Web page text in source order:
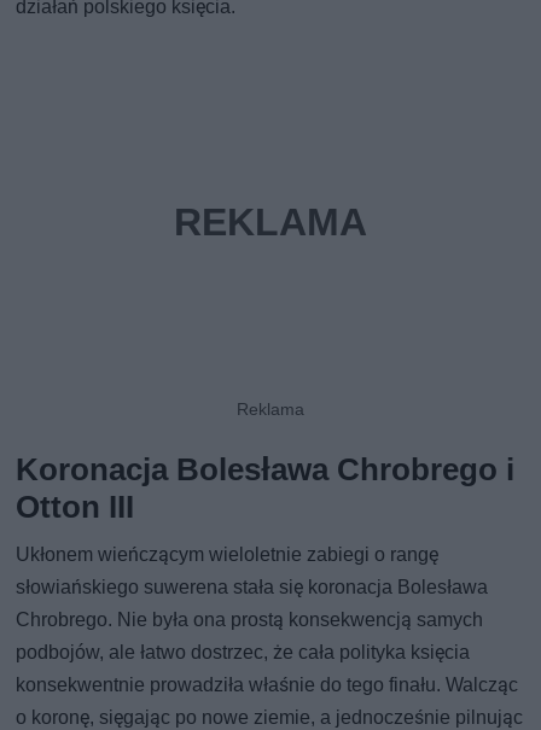
działań polskiego księcia.
Koronacja Bolesława Chrobrego i
Otton III
Ukłonem wieńczącym wieloletnie zabiegi o rangę
słowiańskiego suwerena stała się koronacja Bolesława
Chrobrego. Nie była ona prostą konsekwencją samych
podbojów, ale łatwo dostrzec, że cała polityka księcia
konsekwentnie prowadziła właśnie do tego finału. Walcząc
o koronę, sięgając po nowe ziemie, a jednocześnie pilnując